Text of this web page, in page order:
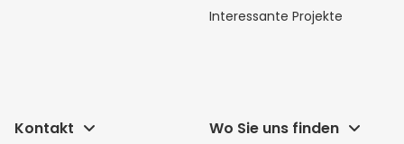
Interessante Projekte
Kontakt Wo Sie uns finden